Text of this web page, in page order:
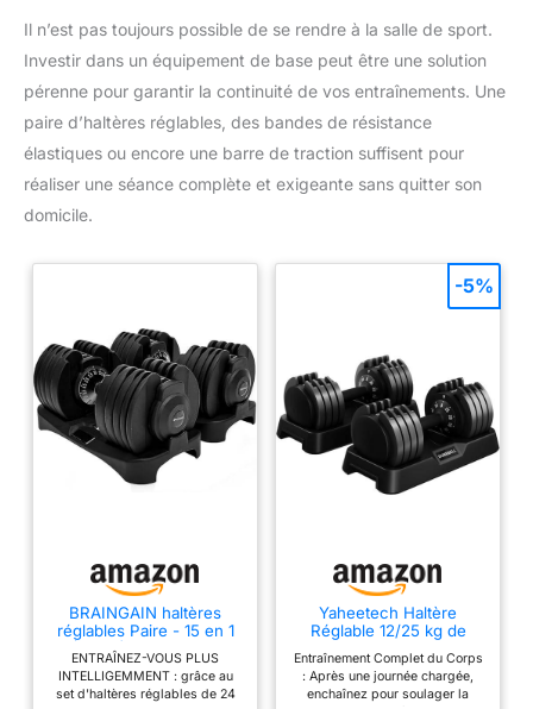
Il n’est pas toujours possible de se rendre à la salle de sport.
Investir dans un équipement de base peut être une solution
pérenne pour garantir la continuité de vos entraînements. Une
paire d’haltères réglables, des bandes de résistance
élastiques ou encore une barre de traction suffisent pour
réaliser une séance complète et exigeante sans quitter son
domicile.
BRAINGAIN haltères
réglables Paire - 15 en 1
(24 kg) réglages de
poids, technologie
Smart-Click pour
changements rapides
ENTRAÎNEZ-VOUS PLUS
INTELLIGEMMENT : grâce au
set d'haltères réglables de 24
Yaheetech Haltère
Réglable 12/25 kg de
Entraînement Complet du Corps
: Après une journée chargée,
enchaînez pour soulager la
-5%